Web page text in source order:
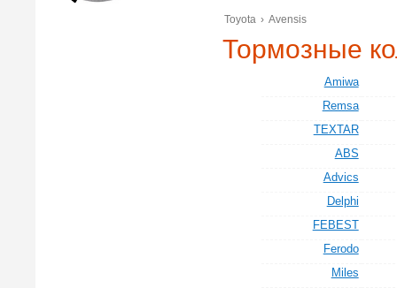
Toyota › Avensis
Тормозные
Amiwa
Remsa
TEXTAR
ABS
Advics
Delphi
FEBEST
Ferodo
Miles